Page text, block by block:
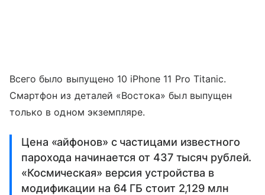
Всего было выпущено 10 iPhone 11 Pro Titanic.
Смартфон из деталей «Востока» был выпущен
только в одном экземпляре.
Цена «айфонов» с частицами известного
парохода начинается от 437 тысяч рублей.
«Космическая» версия устройства в
модификации на 64 ГБ стоит 2,129 млн